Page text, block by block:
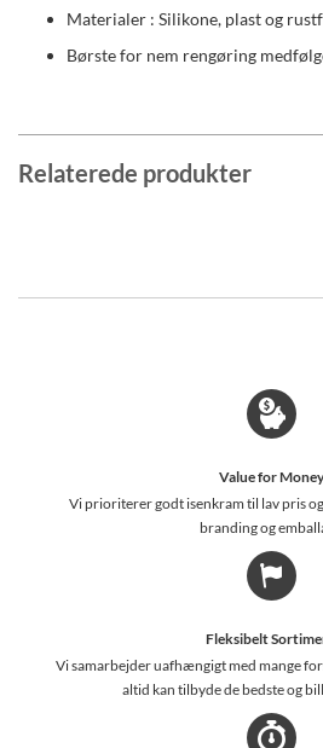
Materialer : Silikone, plast og
Børste for nem rengøring
Relaterede produkter
Value for Money
Vi prioriterer godt isenkram til lav pris
branding og
Fleksibelt
Vi samarbejder uafhængigt med mange
altid kan tilbyde de bedste og